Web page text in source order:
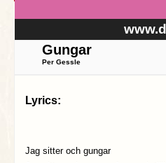
Gungar
Per Gessle
Lyrics:
Jag sitter och gungar